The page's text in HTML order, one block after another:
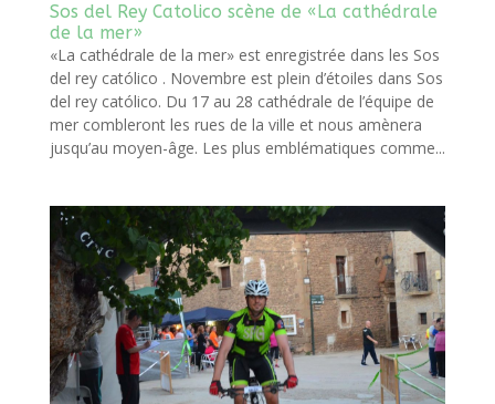
Sos del Rey Catolico scène de «La cathédrale
de la mer»
«La cathédrale de la mer» est enregistrée dans les Sos
del rey católico . Novembre est plein d’étoiles dans Sos
del rey católico. Du 17 au 28 cathédrale de l’équipe de
mer combleront les rues de la ville et nous amènera
jusqu’au moyen-âge. Les plus emblématiques comme...